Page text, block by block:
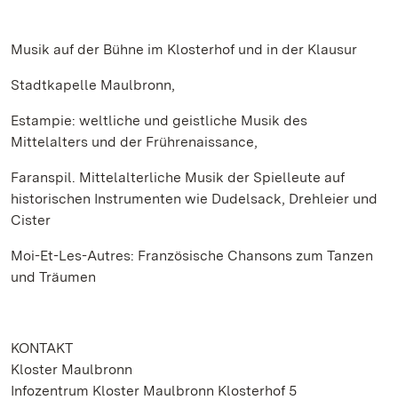
Musik auf der Bühne im Klosterhof und in der Klausur
Stadtkapelle Maulbronn,
Estampie: weltliche und geistliche Musik des
Mittelalters und der Frührenaissance,
Faranspil. Mittelalterliche Musik der Spielleute auf
historischen Instrumenten wie Dudelsack, Drehleier und
Cister
Moi-Et-Les-Autres: Französische Chansons zum Tanzen
und Träumen
KONTAKT
Kloster Maulbronn
Infozentrum Kloster Maulbronn Klosterhof 5